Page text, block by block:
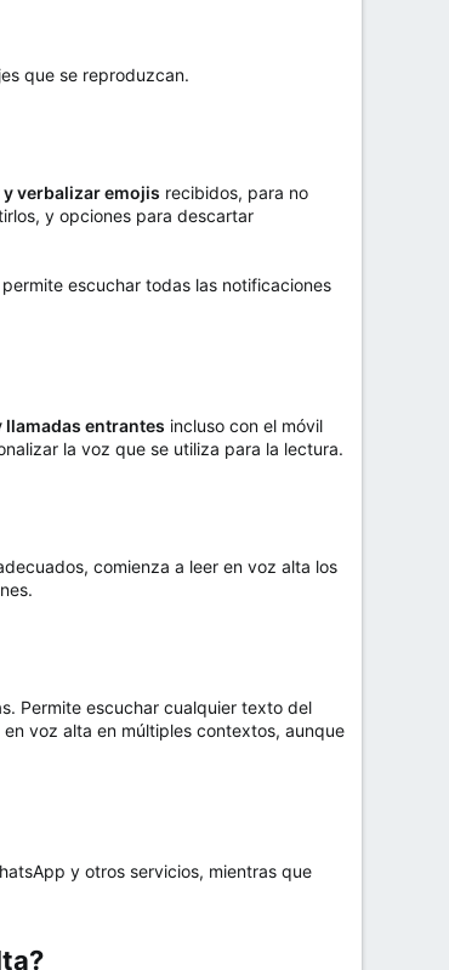
que se reproduzcan.
verbalizar emojis recibidos, para no
y opciones para descartar
escuchar todas las notificaciones
llamadas entrantes incluso con el móvil
la voz que se utiliza para la lectura.
comienza a leer en voz alta los
Permite escuchar cualquier texto del
voz alta en múltiples contextos, aunque
y otros servicios, mientras que